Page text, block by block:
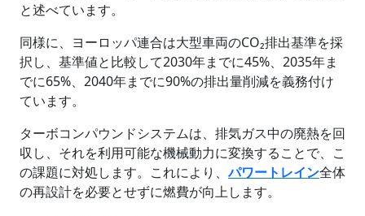
と述べています。
同様に、ヨーロッパ連合は大型車両のCO₂排出基準を採
択し、基準値と比較して2030年までに45%、2035年ま
でに65%、2040年までに90%の排出量削減を義務付け
ています。
ターボコンパウンドシステムは、排気ガス中の廃熱を回
収し、それを利用可能な機械動力に変換することで、こ
の課題に対処します。これにより、パワートレイン全体
の再設計を必要とせずに燃費が向上します。